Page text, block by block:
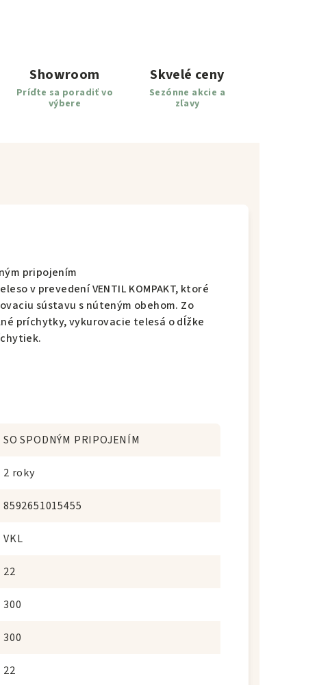
Showroom
Príďte sa poradiť vo
výbere
Skvelé ceny
Sezónne akcie a
zľavy
pripojením
v prevedení VENTIL KOMPAKT, ktoré
sústavu s núteným obehom. Zo
príchytky, vykurovacie telesá o dĺžke
SO SPODNÝM PRIPOJENÍM
2 roky
8592651015455
VKL
22
300
300
22